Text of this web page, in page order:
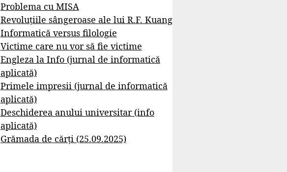
Problema cu MISA
Revoluțiile sângeroase ale lui R.F. Kuang
Informatică versus filologie
Victime care nu vor să fie victime
Engleza la Info (jurnal de informatică
aplicată)
Primele impresii (jurnal de informatică
aplicată)
Deschiderea anului universitar (info
aplicată)
Grămada de cărți (25.09.2025)